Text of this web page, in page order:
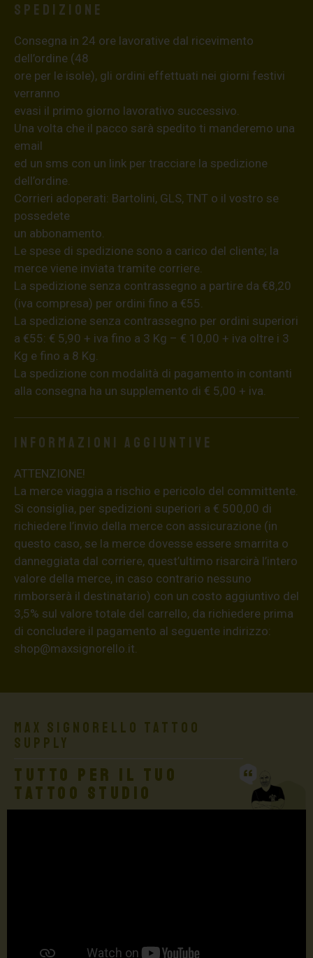
Spedizione
Consegna in 24 ore lavorative dal ricevimento
dell’ordine (48
ore per le isole), gli ordini effettuati nei giorni festivi
verranno
evasi il primo giorno lavorativo successivo.
Una volta che il pacco sarà spedito ti manderemo una
email
ed un sms con un link per tracciare la spedizione
dell’ordine.
Corrieri adoperati: Bartolini, GLS, TNT o il vostro se
possedete
un abbonamento.
Le spese di spedizione sono a carico del cliente; la
merce viene inviata tramite corriere.
La spedizione senza contrassegno a partire da €8,20
(iva compresa) per ordini fino a €55.
La spedizione senza contrassegno per ordini superiori
a €55: € 5,90 + iva fino a 3 Kg – € 10,00 + iva oltre i 3
Kg e fino a 8 Kg.
La spedizione con modalità di pagamento in contanti
alla consegna ha un supplemento di € 5,00 + iva.
Informazioni aggiuntive
ATTENZIONE!
La merce viaggia a rischio e pericolo del committente.
Si consiglia, per spedizioni superiori a € 500,00 di
richiedere l’invio della merce con assicurazione (in
questo caso, se la merce dovesse essere smarrita o
danneggiata dal corriere, quest’ultimo risarcirà l’intero
valore della merce, in caso contrario nessuno
rimborserà il destinatario) con un costo aggiuntivo del
3,5% sul valore totale del carrello, da richiedere prima
di concludere il pagamento al seguente indirizzo:
shop@maxsignorello.it
Max Signorello Tattoo
Supply
TUTTO PER IL TUO
TATTOO STUDIO